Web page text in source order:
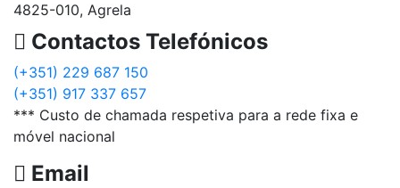
4825-010, Agrela
Contactos Telefónicos
(+351) 229 687 150
(+351) 917 337 657
*** Custo de chamada respetiva para a rede fixa e
móvel nacional
Email